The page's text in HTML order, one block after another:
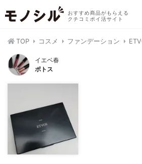
おすすめ商品がもらえる
クチコミポイ活サイト
TOP コスメ ファンデーション
イエベ春
ポトス